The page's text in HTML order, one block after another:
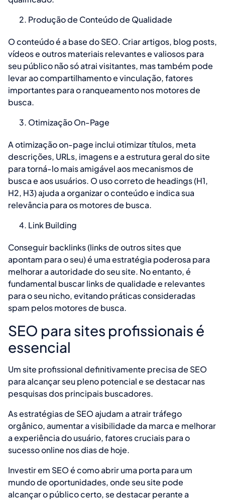
Produção de Conteúdo de Qualidade
O conteúdo é a base do SEO. Criar artigos, blog posts,
vídeos e outros materiais relevantes e valiosos para
seu público não só atrai visitantes, mas também pode
levar ao compartilhamento e vinculação, fatores
importantes para o ranqueamento nos motores de
busca.
Otimização On-Page
A otimização on-page inclui otimizar títulos, meta
descrições, URLs, imagens e a estrutura geral do site
para torná-lo mais amigável aos mecanismos de
busca e aos usuários. O uso correto de headings (H1,
H2, H3) ajuda a organizar o conteúdo e indica sua
relevância para os motores de busca.
Link Building
Conseguir backlinks (links de outros sites que
apontam para o seu) é uma estratégia poderosa para
melhorar a autoridade do seu site. No entanto, é
fundamental buscar links de qualidade e relevantes
para o seu nicho, evitando práticas consideradas
spam pelos motores de busca.
SEO para sites profissionais é
essencial
Um site profissional definitivamente precisa de SEO
para alcançar seu pleno potencial e se destacar nas
pesquisas dos principais buscadores.
As estratégias de SEO ajudam a atrair tráfego
orgânico, aumentar a visibilidade da marca e melhorar
a experiência do usuário, fatores cruciais para o
sucesso online nos dias de hoje.
Investir em SEO é como abrir uma porta para um
mundo de oportunidades, onde seu site pode
alcançar o público certo, se destacar perante a